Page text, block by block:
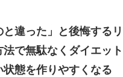
と違った」と後悔する
法で無駄なくダイエッ
状態を作りやすくなる